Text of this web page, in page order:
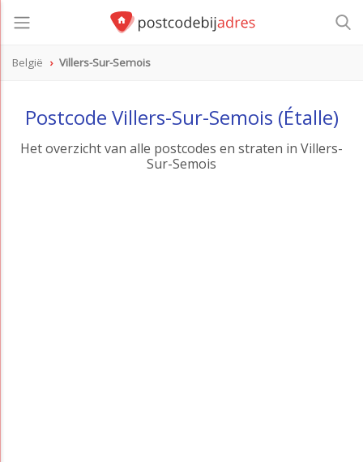
België Villers-Sur-Semois
Postcode Villers-Sur-Semois (Étalle)
Het overzicht van alle postcodes en straten in Villers-
Sur-Semois